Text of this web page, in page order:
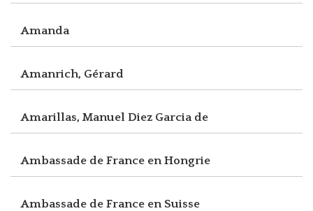
Amanda
Amanrich, Gérard
Amarillas, Manuel Diez Garcia de
Ambassade de France en Hongrie
Ambassade de France en Suisse